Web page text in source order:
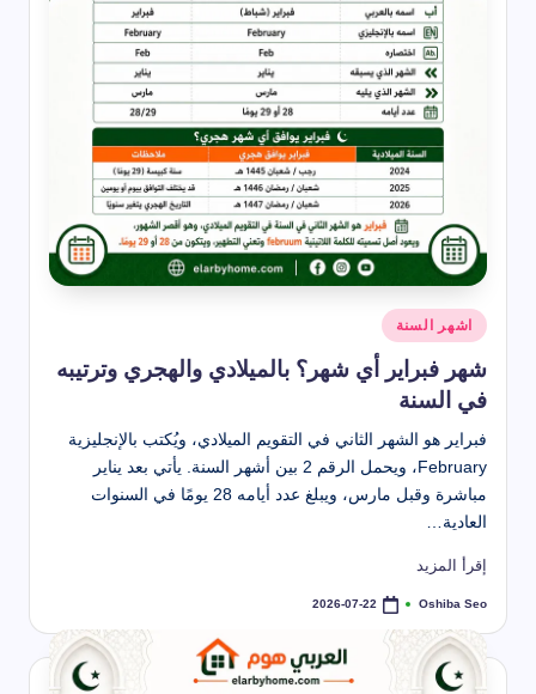
نُشر
في
اشهر السنة
شهر فبراير أي شهر؟ بالميلادي والهجري وترتيبه
في السنة
فبراير هو الشهر الثاني في التقويم الميلادي، ويُكتب بالإنجليزية
February، ويحمل الرقم 2 بين أشهر السنة. يأتي بعد يناير
مباشرة وقبل مارس، ويبلغ عدد أيامه 28 يومًا في السنوات
العادية…
إقرأ المزيد
تمّ
بواسطة
Oshiba Seo
2026-07-22